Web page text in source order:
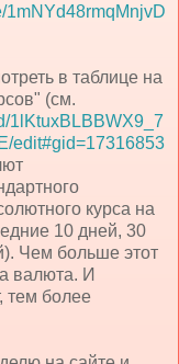
1mNYd48rmqMnjvD
в таблице на
(см.
1lKtuxBLBBWX9_7
edit#gid=17316853
курса на
10 дней, 30
Чем больше этот
валюта. И
тем более